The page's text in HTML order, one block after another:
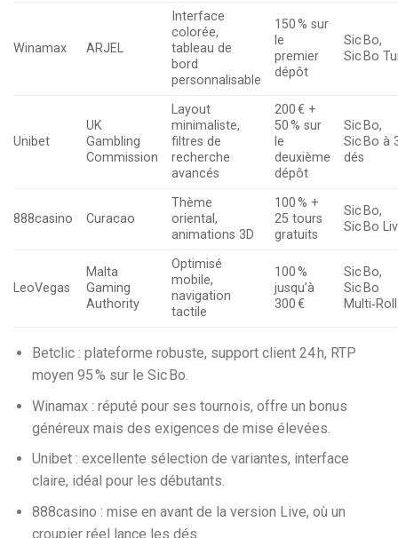
Winamax ARJEL
Interface
colorée,
tableau de
bord
personnalisable
150 % sur
le
premier
dépôt
Sic Bo,
Sic Bo
Unibet
UK
Gambling
Commission
Layout
minimaliste,
filtres de
recherche
avancés
200 € +
50 % sur
le
deuxième
dépôt
Sic Bo,
Sic Bo à
dés
888casino Curacao
Thème
oriental,
animations 3D
100 % +
25 tours
gratuits
Sic Bo,
Sic Bo
LeoVegas
Malta
Gaming
Authority
Optimisé
mobile,
navigation
tactile
100 %
jusqu’à
300 €
Sic Bo,
Sic Bo
Multi‑Roll
Betclic : plateforme robuste, support client 24 h, RTP
moyen 95 % sur le Sic Bo.
Winamax : réputé pour ses tournois, offre un bonus
généreux mais des exigences de mise élevées.
Unibet : excellente sélection de variantes, interface
claire, idéal pour les débutants.
888casino : mise en avant de la version Live, où un
croupier réel lance les dés.